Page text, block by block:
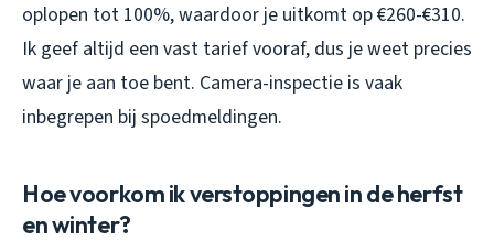
oplopen tot 100%, waardoor je uitkomt op €260-€310.
Ik geef altijd een vast tarief vooraf, dus je weet precies
waar je aan toe bent. Camera-inspectie is vaak
inbegrepen bij spoedmeldingen.
Hoe voorkom ik verstoppingen in de herfst
en winter?